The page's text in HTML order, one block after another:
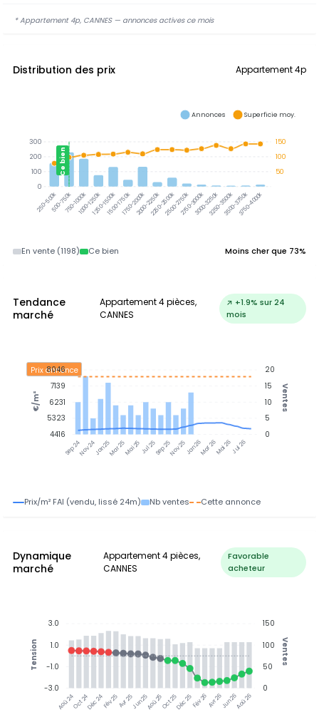
* Appartement 4p, CANNES — annonces actives ce mois
Distribution des prix Appartement 4p
250-500k500-750k750-1000k1000-1250k1250-1500k1500-1750k1750-2000k2000-2250k2250-2500k2500-2750k2750-3000k3000-3250k3250-3500k3500-3750k3750-4000k
Ce bien
150
100
50
300
200
100
0
Annonces Superficie moy.
En vente (1198) Ce bien Moins cher que 73%
Tendance
marché
Appartement 4 pièces,
CANNES
↗ +1.9% sur 24
mois
Sep 24Nov 24Jan 25Mar 25Mai 25Jul 25Sep 25Nov 25Jan 26Mar 26Mai 26Jul 26
Prix annonce
20
15
10
5
0
Ventes
8046
7139
6231
5323
4416
€/m²
Prix/m² FAI (vendu, lissé 24m) Nb ventes Cette annonce
Dynamique
marché
Appartement 4 pièces,
CANNES
Favorable
acheteur
Aoû 24Oct 24Déc 24Fév 25Avr 25Jun 25Aoû 25Oct 25Déc 25Fév 26Avr 26Jun 26Aoû 26
150
100
50
0
Ventes
3.0
1.0
-1.0
-3.0
Tension